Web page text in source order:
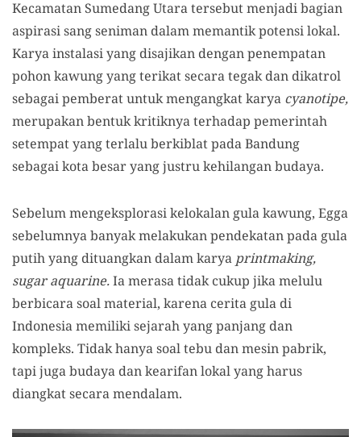
Kecamatan Sumedang Utara tersebut menjadi bagian
aspirasi sang seniman dalam memantik potensi lokal.
Karya instalasi yang disajikan dengan penempatan
pohon kawung yang terikat secara tegak dan dikatrol
sebagai pemberat untuk mengangkat karya cyanotipe,
merupakan bentuk kritiknya terhadap pemerintah
setempat yang terlalu berkiblat pada Bandung
sebagai kota besar yang justru kehilangan budaya.
Sebelum mengeksplorasi kelokalan gula kawung, Egga
sebelumnya banyak melakukan pendekatan pada gula
putih yang dituangkan dalam karya printmaking,
sugar aquarine.Ia merasa tidak cukup jika melulu
berbicara soal material, karena cerita gula di
Indonesia memiliki sejarah yang panjang dan
kompleks. Tidak hanya soal tebu dan mesin pabrik,
tapi juga budaya dan kearifan lokal yang harus
diangkat secara mendalam.